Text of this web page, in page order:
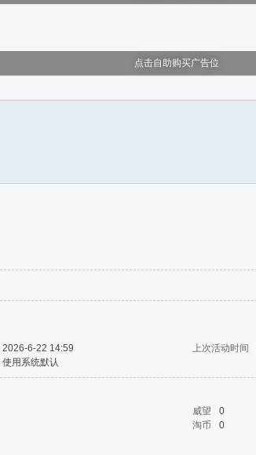
点击自助购买广告位
2026-6-22 14:59 上次活动时间
使用系统默认
威望
0
淘币 0